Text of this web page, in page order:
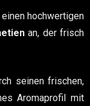
hochwertigen
an, der frisch
seinen frischen,
Aromaprofil mit